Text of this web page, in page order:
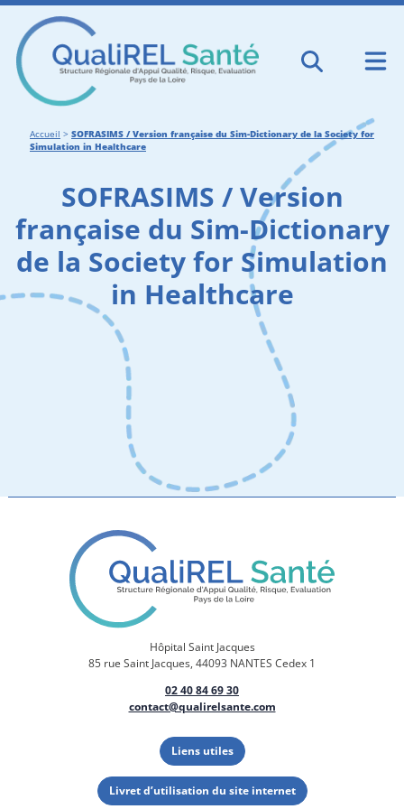
Accueil > SOFRASIMS / Version française du Sim-Dictionary de la Society for
Simulation in Healthcare
SOFRASIMS / Version
française du Sim-Dictionary
de la Society for Simulation
in Healthcare
Hôpital Saint Jacques
85 rue Saint Jacques, 44093 NANTES Cedex 1
02 40 84 69 30
contact@qualirelsante.com
Liens utiles
Livret d’utilisation du site internet